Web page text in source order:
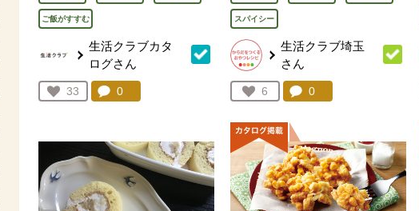
ご飯がすすむ
生活クラブカタ
ログさん
お気に入り登録：
33
人が登録
コメント：
0
スパイシー
生活クラブ埼玉
さん
お気に入り登録：
6
人が登録
コメント：
0件。コメントを見る